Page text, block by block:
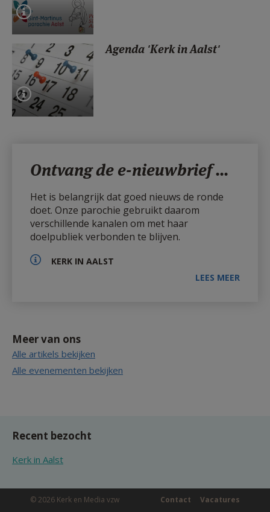
Agenda 'Kerk in Aalst'
Ontvang de e-nieuwbrief ...
Het is belangrijk dat goed nieuws de ronde
doet. Onze parochie gebruikt daarom
verschillende kanalen om met haar
doelpubliek verbonden te blijven.
KERK IN AALST
LEES MEER
Meer van ons
Alle artikels bekijken
Alle evenementen bekijken
Recent bezocht
Kerk in Aalst
© 2026 Kerk en Media vzw Vacatures
Contact